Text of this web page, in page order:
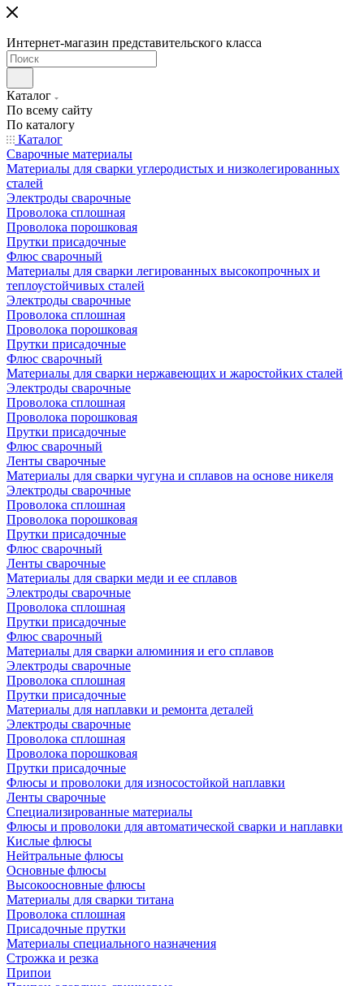
Интернет-магазин представительского класса
Каталог
По всему сайту
По каталогу
Каталог
Сварочные материалы
Материалы для сварки углеродистых и низколегированных
сталей
Электроды сварочные
Проволока сплошная
Проволока порошковая
Прутки присадочные
Флюс сварочный
Материалы для сварки легированных высокопрочных и
теплоустойчивых сталей
Электроды сварочные
Проволока сплошная
Проволока порошковая
Прутки присадочные
Флюс сварочный
Материалы для сварки нержавеющих и жаростойких сталей
Электроды сварочные
Проволока сплошная
Проволока порошковая
Прутки присадочные
Флюс сварочный
Ленты сварочные
Материалы для сварки чугуна и сплавов на основе никеля
Электроды сварочные
Проволока сплошная
Проволока порошковая
Прутки присадочные
Флюс сварочный
Ленты сварочные
Материалы для сварки меди и ее сплавов
Электроды сварочные
Проволока сплошная
Прутки присадочные
Флюс сварочный
Материалы для сварки алюминия и его сплавов
Электроды сварочные
Проволока сплошная
Прутки присадочные
Материалы для наплавки и ремонта деталей
Электроды сварочные
Проволока сплошная
Проволока порошковая
Прутки присадочные
Флюсы и проволоки для износостойкой наплавки
Ленты сварочные
Специализированные материалы
Флюсы и проволоки для автоматической сварки и наплавки
Кислые флюсы
Нейтральные флюсы
Основные флюсы
Высокоосновные флюсы
Материалы для сварки титана
Проволока сплошная
Присадочные прутки
Материалы специального назначения
Строжка и резка
Припои